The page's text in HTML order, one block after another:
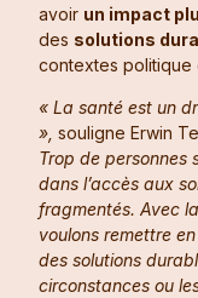
avoir un impact
des solutions
contextes politique
« La santé est un
», souligne Erwin
Trop de personnes
dans l’accès aux
fragmentés. Avec
voulons remettre
des solutions
circonstances ou